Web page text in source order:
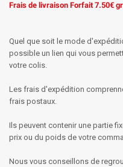
Frais de livraison Forfait 7.50€
Quel que soit le mode
possible un lien qui vous
votre colis.
Les frais d'expédition
frais postaux.
Ils peuvent contenir une partie
prix ou du poids de votre
Nous vous conseillons de